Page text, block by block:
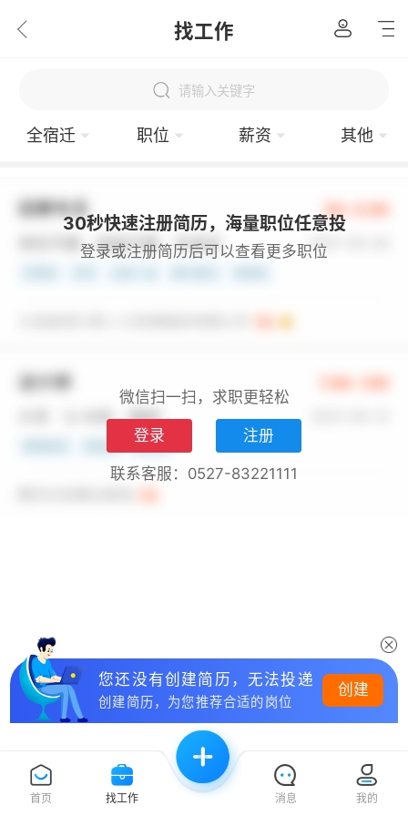
找工作
请输入关键字
全宿迁 职位 薪资 其他
30秒快速注册简历，海量职位任意投
登录或注册简历后可以查看更多职位
微信扫一扫，求职更轻松
登录 注册
联系客服：0527-83221111
首页 找工作 消息 我的
您还没有创建简历，无法投递
创建简历，为您推荐合适的岗位
创建